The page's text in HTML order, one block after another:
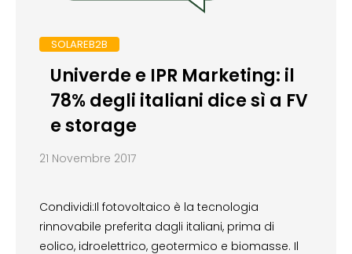
SOLAREB2B
Univerde e IPR Marketing: il
78% degli italiani dice sì a FV
e storage
21 Novembre 2017
Condividi:Il fotovoltaico è la tecnologia
rinnovabile preferita dagli italiani, prima di
eolico, idroelettrico, geotermico e biomasse. Il